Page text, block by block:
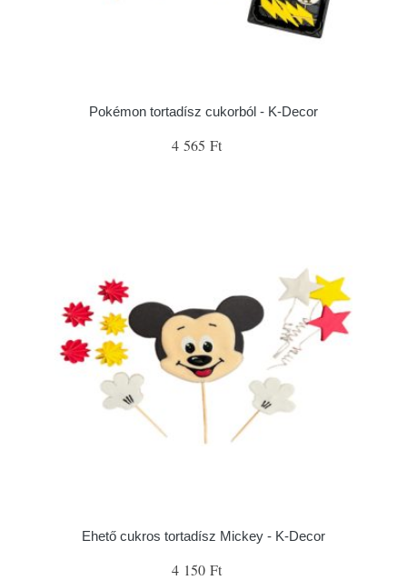
Pokémon tortadísz cukorból - K-Decor
4 565 Ft
Ehető cukros tortadísz Mickey - K-Decor
4 150 Ft